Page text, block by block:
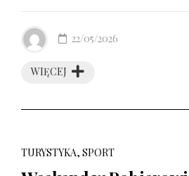
WIĘCEJ
22/05/2026
TURYSTYKA, SPORT